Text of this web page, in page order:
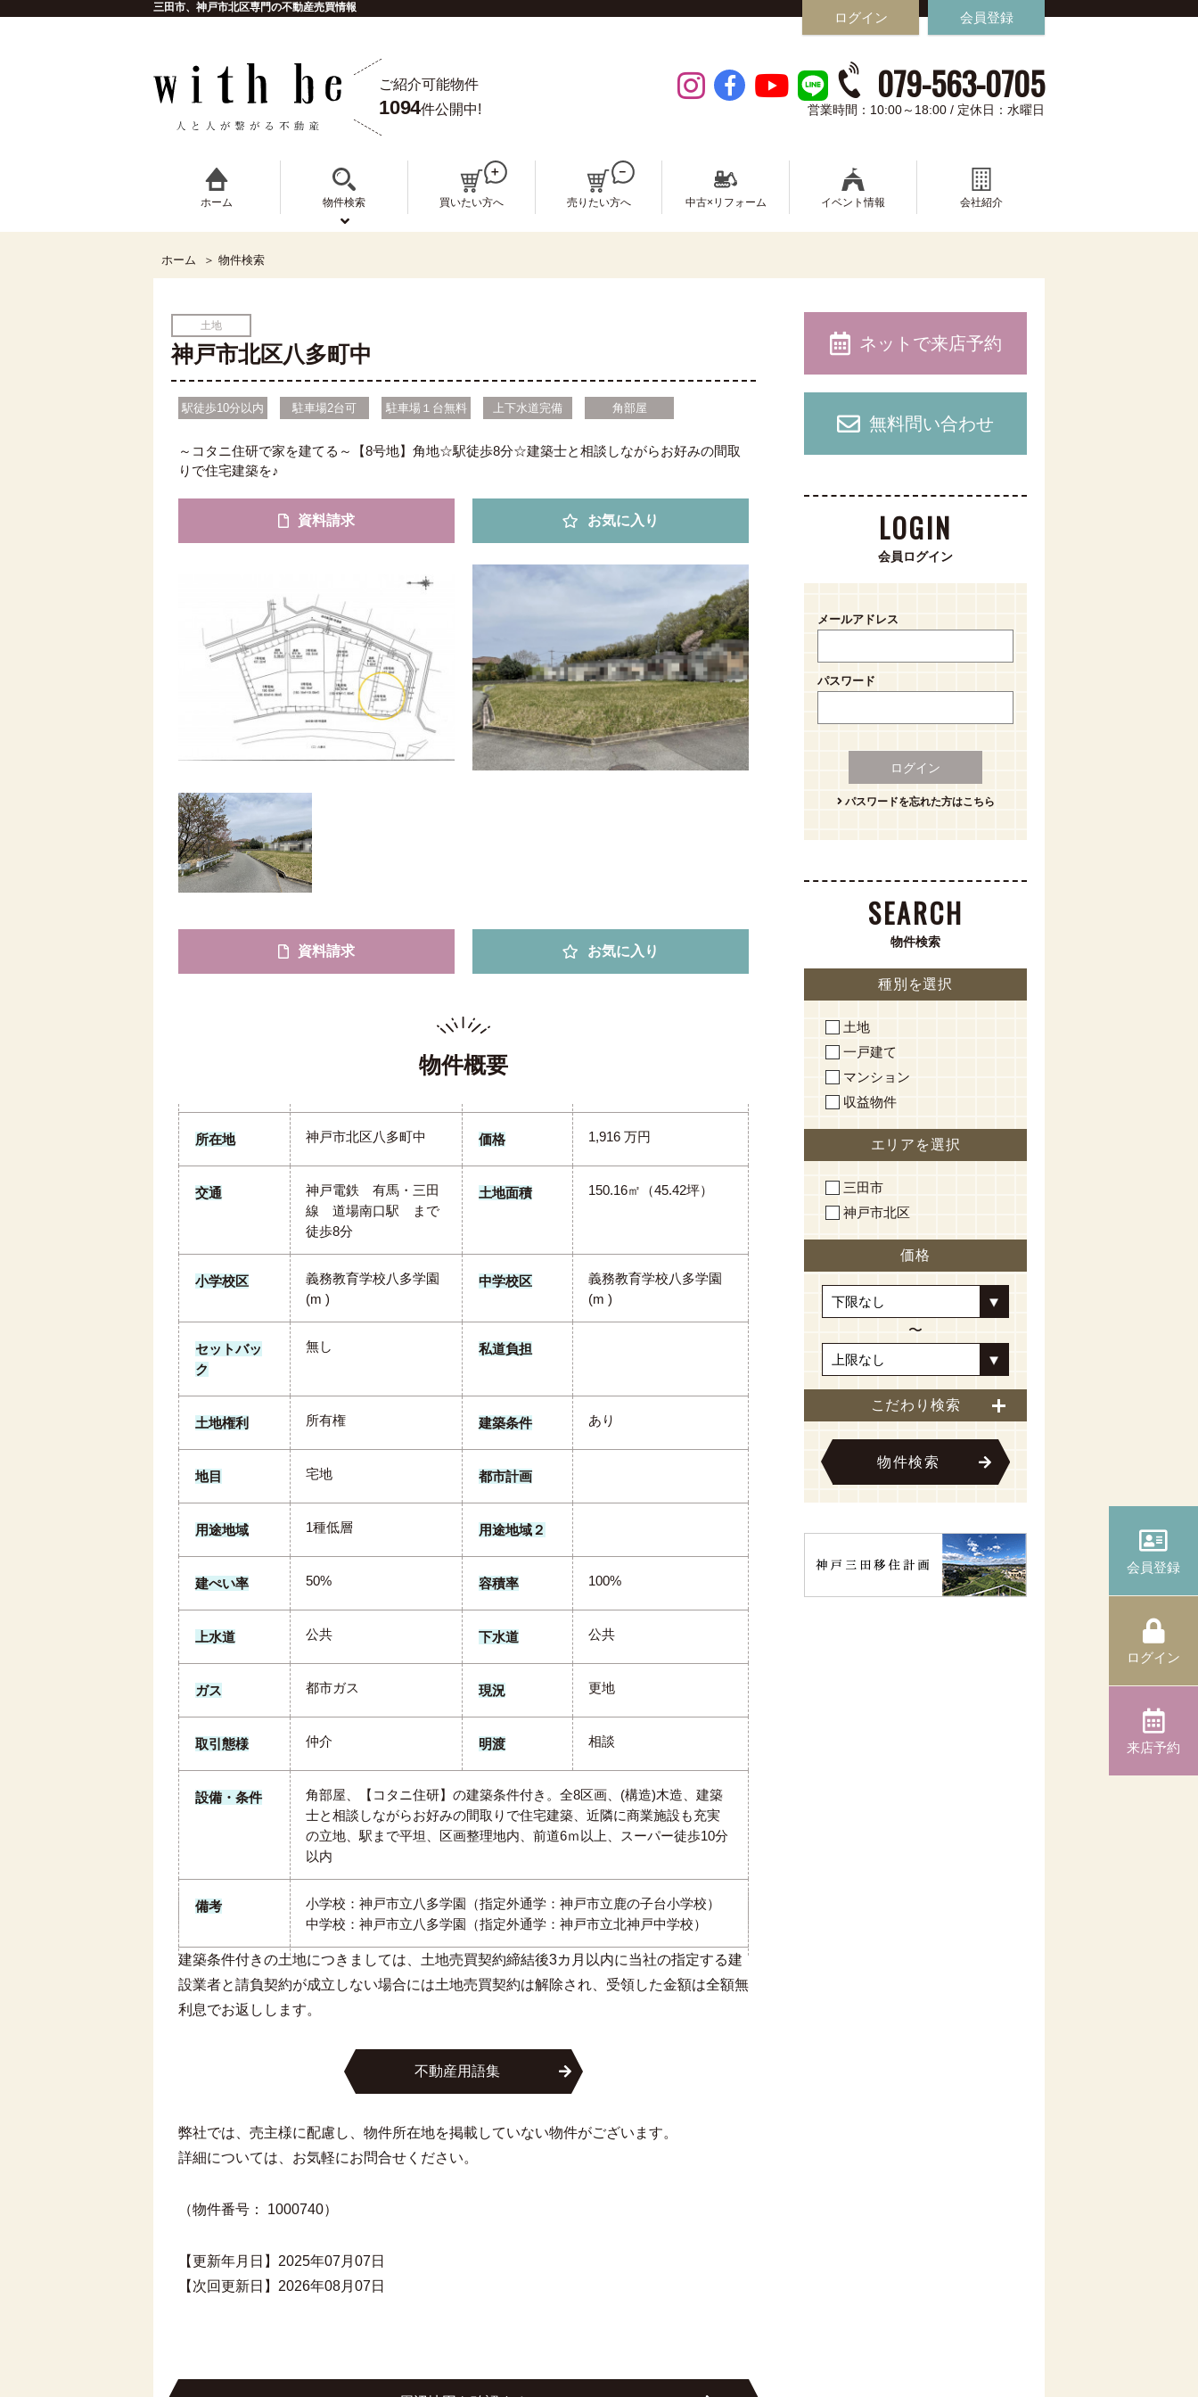
三田市、神戸市北区専門の不動産売買情報
ログイン 会員登録
ご紹介可能物件
1094件公開中!
079-563-0705
営業時間：10:00～18:00 / 定休日：水曜日
ホーム 物件検索 買いたい方へ 売りたい方へ 中古×リフォーム イベント情報 会社紹介
会員登録
ログイン
来店予約
ホーム 物件検索
土地
神戸市北区八多町中
駅徒歩10分以内 駐車場2台可 駐車場１台無料 上下水道完備 角部屋
～コタニ住研で家を建てる～【8号地】角地☆駅徒歩8分☆建築士と相談しながらお好みの間取
りで住宅建築を♪
資料請求 お気に入り
資料請求 お気に入り
物件概要
所在地 神戸市北区八多町中 価格 1,916 万円
交通
神戸電鉄 有馬・三田
線 道場南口駅 まで
徒歩8分
土地面積 150.16㎡（45.42坪）
小学校区
義務教育学校八多学園
(m )
中学校区
義務教育学校八多学園
(m )
セットバッ
ク
無し 私道負担
土地権利 所有権 建築条件 あり
地目 宅地 都市計画
用途地域 1種低層 用途地域２
建ぺい率 50% 容積率 100%
上水道 公共 下水道 公共
ガス 都市ガス 現況 更地
取引態様 仲介 明渡 相談
設備・条件
角部屋、【コタニ住研】の建築条件付き。全8区画、(構造)木造、建築
士と相談しながらお好みの間取りで住宅建築、近隣に商業施設も充実
の立地、駅まで平坦、区画整理地内、前道6ｍ以上、スーパー徒歩10分
以内
備考
小学校：神戸市立八多学園（指定外通学：神戸市立鹿の子台小学校）
中学校：神戸市立八多学園（指定外通学：神戸市立北神戸中学校）
建築条件付きの土地につきましては、土地売買契約締結後3カ月以内に当社の指定する建
設業者と請負契約が成立しない場合には土地売買契約は解除され、受領した金額は全額無
利息でお返しします。
不動産用語集
弊社では、売主様に配慮し、物件所在地を掲載していない物件がございます。
詳細については、お気軽にお問合せください。
（物件番号： 1000740）
【更新年月日】2025年07月07日
【次回更新日】2026年08月07日
ネットで来店予約
無料問い合わせ
LOGIN
会員ログイン
メールアドレス
パスワード
ログイン
パスワードを忘れた方はこちら
SEARCH
物件検索
種別を選択
土地
一戸建て
マンション
収益物件
エリアを選択
三田市
神戸市北区
価格
〜
こだわり検索
物件検索